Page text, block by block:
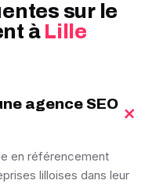
sur le
à Lille
agence SEO+
en référencement
lilloises dans leur